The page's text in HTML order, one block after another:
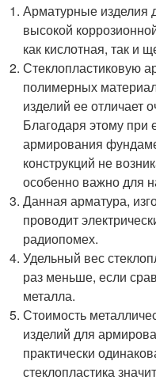
Арматурные изделия
высокой
как кислотная, так и
Стеклопластиковую
полимерных
изделий ее отличает
Благодаря этому при
армирования
конструкций не
особенно важно для
Данная арматура,
проводит
радиопомех.
Удельный вес
раз меньше, если
металла.
Стоимость
изделий для
практически
стеклопластика